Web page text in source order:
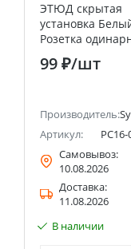
ЭТЮД скрытая
установка
Розетка
без заземления
шторками
99 ₽/шт
Производитель:
Артикул:
Самовывоз:
10.08.2026
Доставка:
11.08.2026
В наличии